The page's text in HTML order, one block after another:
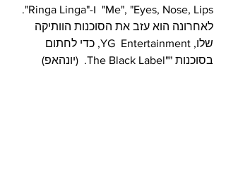
Me", "Eyes, Nose, Lips"  ו-"Ringa Linga".
לאחרונה הוא עזב את הסוכנות הוותיקה
שלו, YG  Entertainment, כדי לחתום
בסוכנות ""The Black Label.  (יונהאפ)